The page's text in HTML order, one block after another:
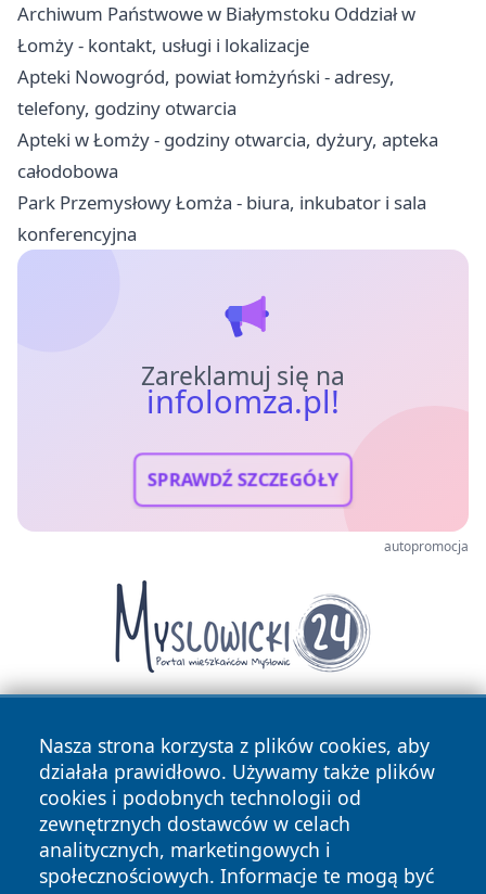
Archiwum Państwowe w Białymstoku Oddział w
Łomży - kontakt, usługi i lokalizacje
Apteki Nowogród, powiat łomżyński - adresy,
telefony, godziny otwarcia
Apteki w Łomży - godziny otwarcia, dyżury, apteka
całodobowa
Park Przemysłowy Łomża - biura, inkubator i sala
konferencyjna
Zareklamuj się na
infolomza.pl!
SPRAWDŹ SZCZEGÓŁY
autopromocja
Nasza strona korzysta z plików cookies, aby
działała prawidłowo. Używamy także plików
cookies i podobnych technologii od
zewnętrznych dostawców w celach
analitycznych, marketingowych i
społecznościowych. Informacje te mogą być
Copyright © 2026 infolomza.pl Wszystkie prawa zastrzeżone.